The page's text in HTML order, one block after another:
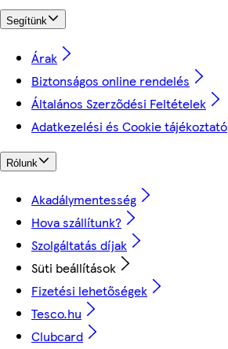
Segítünk
Árak
Biztonságos online rendelés
Általános Szerződési Feltételek
Adatkezelési és Cookie tájékoztató
Rólunk
Akadálymentesség
Hova szállítunk?
Szolgáltatás díjak
Süti beállítások
Fizetési lehetőségek
Tesco.hu
Clubcard